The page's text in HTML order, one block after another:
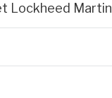
Lockheed Martin